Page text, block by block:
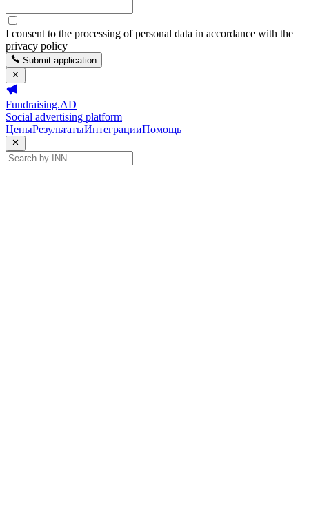
I consent to the processing of personal data in accordance with the
privacy policy
Submit application
Fundraising.AD
Social advertising platform
ЦеныРезультатыИнтеграцииПомощь